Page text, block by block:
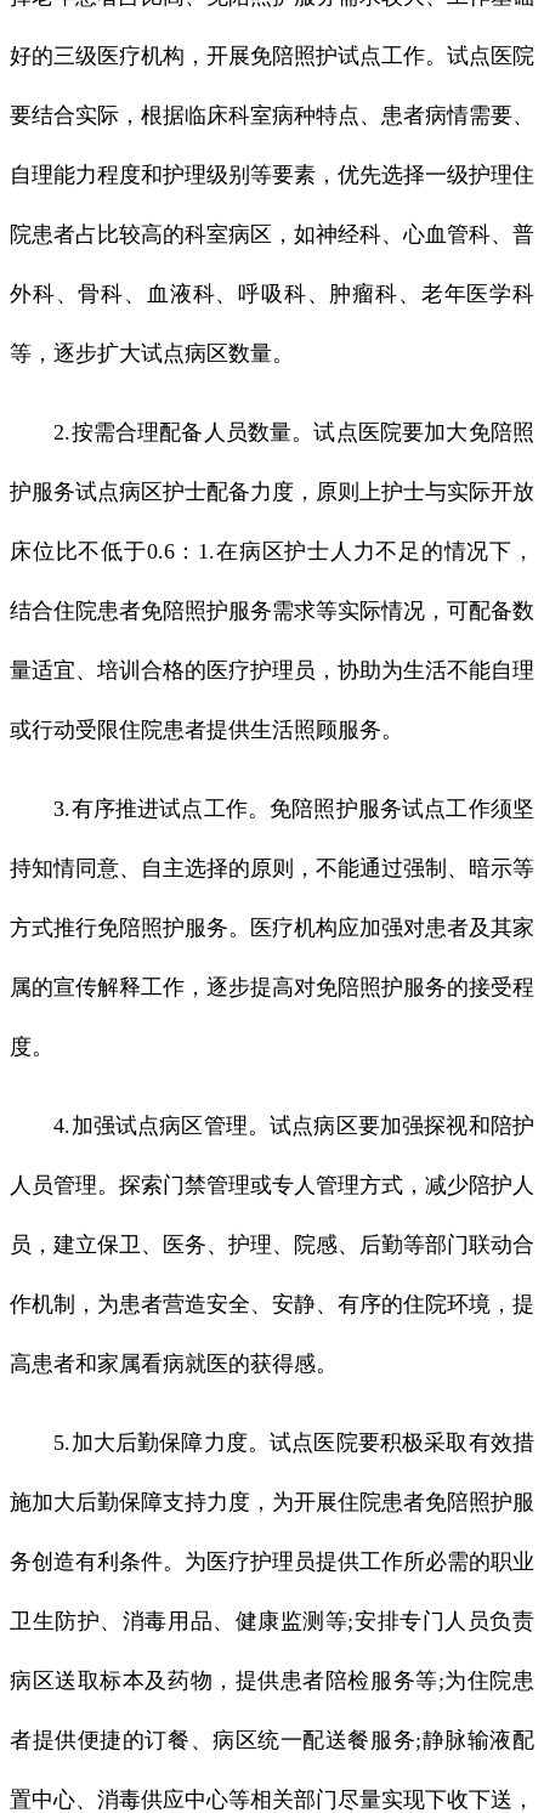
好的三级医疗机构，开展免陪照护试点工作。试点医院
要结合实际，根据临床科室病种特点、患者病情需要、
自理能力程度和护理级别等要素，优先选择一级护理住
院患者占比较高的科室病区，如神经科、心血管科、普
外科、骨科、血液科、呼吸科、肿瘤科、老年医学科
等，逐步扩大试点病区数量。
2.按需合理配备人员数量。试点医院要加大免陪照
护服务试点病区护士配备力度，原则上护士与实际开放
床位比不低于0.6：1.在病区护士人力不足的情况下，
结合住院患者免陪照护服务需求等实际情况，可配备数
量适宜、培训合格的医疗护理员，协助为生活不能自理
或行动受限住院患者提供生活照顾服务。
3.有序推进试点工作。免陪照护服务试点工作须坚
持知情同意、自主选择的原则，不能通过强制、暗示等
方式推行免陪照护服务。医疗机构应加强对患者及其家
属的宣传解释工作，逐步提高对免陪照护服务的接受程
度。
4.加强试点病区管理。试点病区要加强探视和陪护
人员管理。探索门禁管理或专人管理方式，减少陪护人
员，建立保卫、医务、护理、院感、后勤等部门联动合
作机制，为患者营造安全、安静、有序的住院环境，提
高患者和家属看病就医的获得感。
5.加大后勤保障力度。试点医院要积极采取有效措
施加大后勤保障支持力度，为开展住院患者免陪照护服
务创造有利条件。为医疗护理员提供工作所必需的职业
卫生防护、消毒用品、健康监测等;安排专门人员负责
病区送取标本及药物，提供患者陪检服务等;为住院患
者提供便捷的订餐、病区统一配送餐服务;静脉输液配
置中心、消毒供应中心等相关部门尽量实现下收下送，